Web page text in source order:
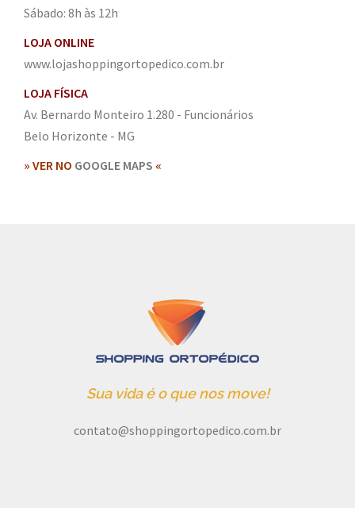
Sábado: 8h às 12h
LOJA ONLINE
www.lojashoppingortopedico.com.br
LOJA FÍSICA
Av. Bernardo Monteiro 1.280 - Funcionários
Belo Horizonte - MG
» VER NO GOOGLE MAPS «
Sua vida é o que nos move!
contato@shoppingortopedico.com.br